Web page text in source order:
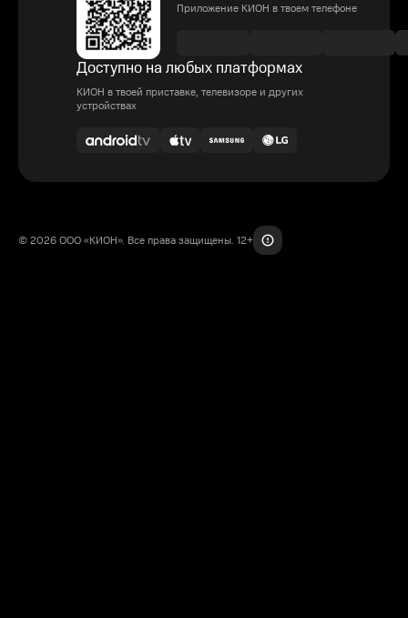
Приложение КИОН в твоем телефоне
Доступно на любых платформах
КИОН в твоей приставке, телевизоре и других
устройствах
© 2026 ООО «КИОН». Все права защищены. 12+